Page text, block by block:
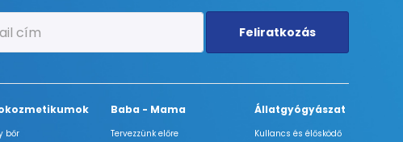
Feliratkozás
bőr
Baba - Mama
Tervezzünk előre
Állatgyógyászat
Kullancs és élősködő